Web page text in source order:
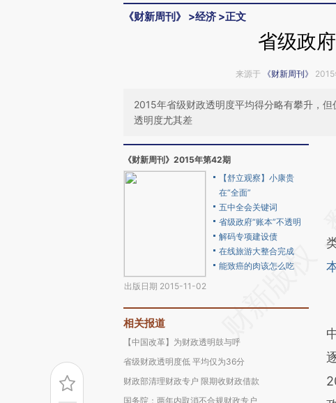
《财新周刊》 >经济 >正文
省级政
来源于 《财新周刊》
2015年省级财政透明度平均得分略有攀升，
透明度尤其差
《财新周刊》2015年第42期
出版日期 2015-11-02
【舒立观察】小康贵
在“全面”
五中全会关键词
省级政府“账本”不透明
解码专项建设债
在线旅游大整合完成
能致癌的肉该怎么吃
相关报道
【中国改革】为财政透明鼓与呼
省级财政透明度低 平均仅为36分
财政部清理财政专户 限期收财政借款
国务院：两年内取消不合规财政专户